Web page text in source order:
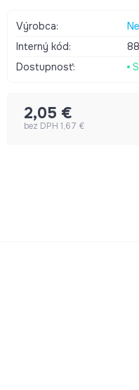
Výrobca:
Interný kód:
Dostupnosť:
2,05 €
bez DPH 1,67 €